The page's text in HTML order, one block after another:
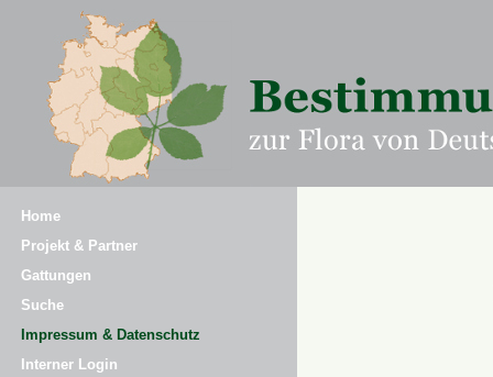
Home
Projekt & Partner
Gattungen
Suche
Impressum & Datenschutz
Interner Login